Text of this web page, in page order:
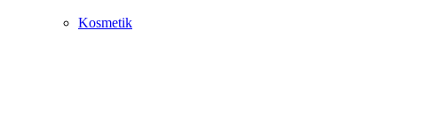
Kosmetik